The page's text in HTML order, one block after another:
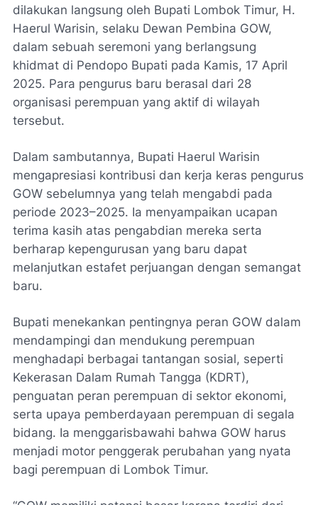
dilakukan langsung oleh Bupati Lombok Timur, H.
Haerul Warisin, selaku Dewan Pembina GOW,
dalam sebuah seremoni yang berlangsung
khidmat di Pendopo Bupati pada Kamis, 17 April
2025. Para pengurus baru berasal dari 28
organisasi perempuan yang aktif di wilayah
tersebut.
Dalam sambutannya, Bupati Haerul Warisin
mengapresiasi kontribusi dan kerja keras pengurus
GOW sebelumnya yang telah mengabdi pada
periode 2023–2025. Ia menyampaikan ucapan
terima kasih atas pengabdian mereka serta
berharap kepengurusan yang baru dapat
melanjutkan estafet perjuangan dengan semangat
baru.
Bupati menekankan pentingnya peran GOW dalam
mendampingi dan mendukung perempuan
menghadapi berbagai tantangan sosial, seperti
Kekerasan Dalam Rumah Tangga (KDRT),
penguatan peran perempuan di sektor ekonomi,
serta upaya pemberdayaan perempuan di segala
bidang. Ia menggarisbawahi bahwa GOW harus
menjadi motor penggerak perubahan yang nyata
bagi perempuan di Lombok Timur.